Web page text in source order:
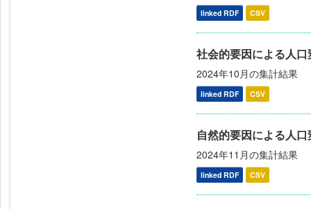
linked RDF CSV
社会的要因による人
2024年10月の集計結果
linked RDF CSV
自然的要因による人
2024年11月の集計結果
linked RDF CSV